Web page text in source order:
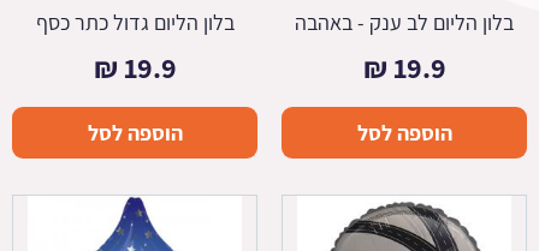
בלון הליום לב ענק - באהבה
19.9
₪
הוספה לסל
בלון הליום גדול כתר כסף
19.9
₪
הוספה לסל